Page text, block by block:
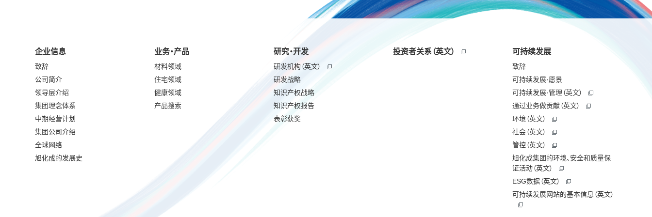
企业信息
致辞
公司简介
领导层介绍
集团理念体系
中期经营计划
集团公司介绍
全球网络
旭化成的发展史
业务・产品
材料领域
住宅领域
健康领域
产品搜索
研究・开发
研发机构（英文）
研发战略
知识产权战略
知识产权报告
表彰获奖
投资者关系（英文） 可持续发展
致辞
可持续发展·愿景
可持续发展·管理（英文）
通过业务做贡献（英文）
环境（英文）
社会（英文）
管控（英文）
旭化成集团的环境、安全和质量保
证活动（英文）
ESG数据（英文）
可持续发展网站的基本信息（英文）